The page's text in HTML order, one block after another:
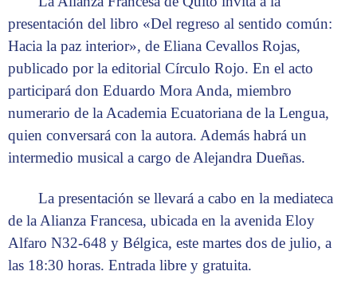
presentación del libro «Del regreso al sentido común:
Hacia la paz interior», de Eliana Cevallos Rojas,
publicado por la editorial Círculo Rojo. En el acto
participará don Eduardo Mora Anda, miembro
numerario de la Academia Ecuatoriana de la Lengua,
quien conversará con la autora. Además habrá un
intermedio musical a cargo de Alejandra Dueñas.
La presentación se llevará a cabo en la mediateca
de la Alianza Francesa, ubicada en la avenida Eloy
Alfaro N32-648 y Bélgica, este martes dos de julio, a
las 18:30 horas. Entrada libre y gratuita.